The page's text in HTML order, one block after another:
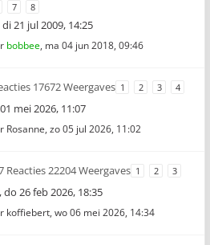
7 8
di 21 jul 2009, 14:25
bobbee, ma 04 jun 2018, 09:46
17672 Weergaves 1 2 3 4
mei 2026, 11:07
Rosanne, zo 05 jul 2026, 11:02
Reacties 22204 Weergaves 1 2 3
,do 26 feb 2026, 18:35
koffiebert, wo 06 mei 2026, 14:34